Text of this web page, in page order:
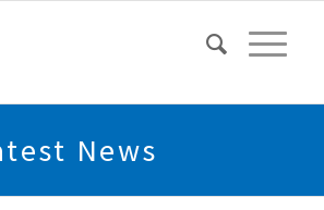
News